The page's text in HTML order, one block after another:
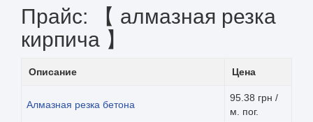
Прайс: 【 алмазная резка
кирпича 】
Описание Цена
Алмазная резка бетона
95.38 грн /
м. пог.